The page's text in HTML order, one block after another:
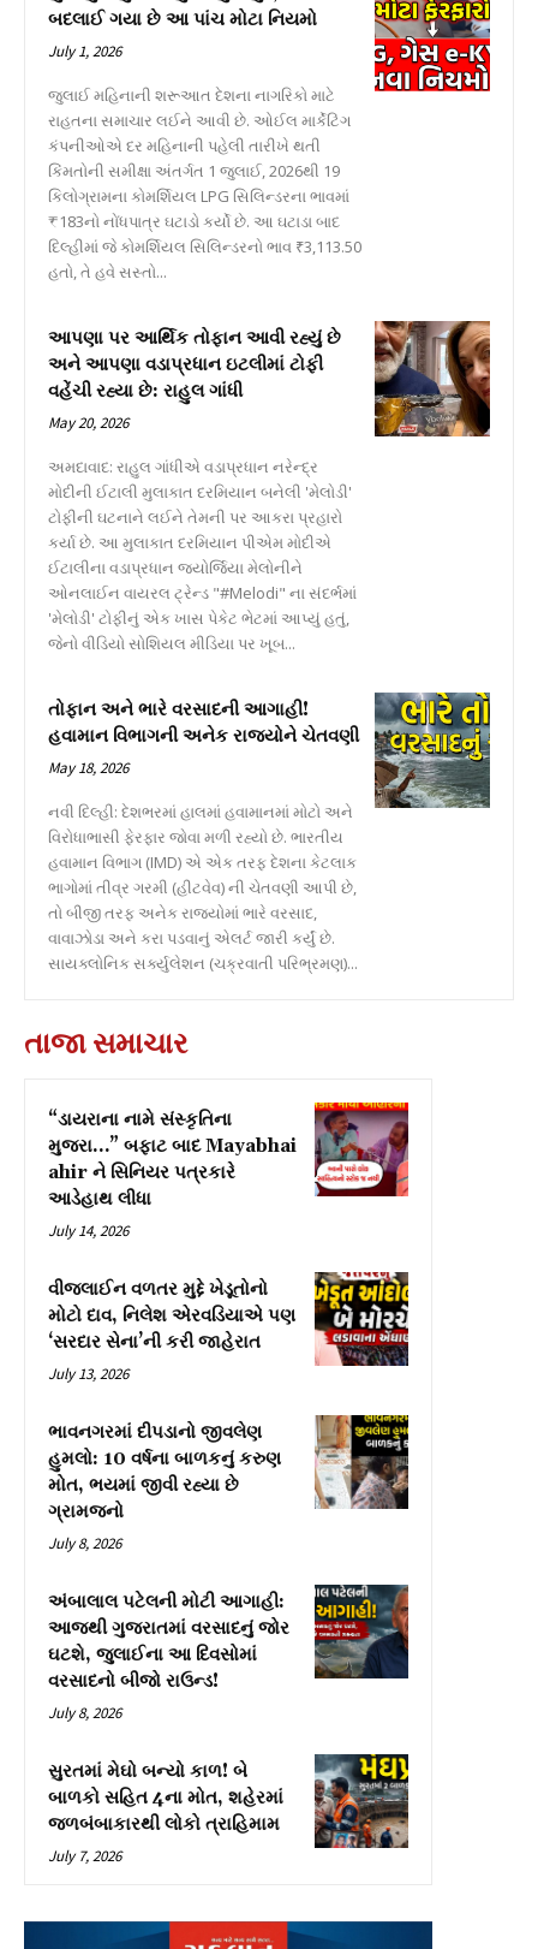
બદલાઈ ગયા છે આ પાંચ મોટા નિયમો
July 1, 2026
જુલાઈ મહિનાની શરૂઆત દેશના નાગરિકો માટે
રાહતના સમાચાર લઈને આવી છે. ઓઈલ માર્કેટિંગ
કંપનીઓએ દર મહિનાની પહેલી તારીખે થતી
કિંમતોની સમીક્ષા અંતર્ગત 1 જુલાઈ, 2026થી 19
કિલોગ્રામના કોમર્શિયલ LPG સિલિન્ડરના ભાવમાં
₹183નો નોંધપાત્ર ઘટાડો કર્યો છે. આ ઘટાડા બાદ
દિલ્હીમાં જે કોમર્શિયલ સિલિન્ડરનો ભાવ ₹3,113.50
હતો, તે હવે સસ્તો...
આપણા પર આર્થિક તોફાન આવી રહ્યું છે
અને આપણા વડાપ્રધાન ઇટલીમાં ટોફી
વહેંચી રહ્યા છે: રાહુલ ગાંધી
May 20, 2026
અમદાવાદ: રાહુલ ગાંધીએ વડાપ્રધાન નરેન્દ્ર
મોદીની ઈટાલી મુલાકાત દરમિયાન બનેલી 'મેલોડી'
ટોફીની ઘટનાને લઈને તેમની પર આકરા પ્રહારો
કર્યા છે. આ મુલાકાત દરમિયાન પીએમ મોદીએ
ઈટાલીના વડાપ્રધાન જ્યોર્જિયા મેલોનીને
ઓનલાઈન વાયરલ ટ્રેન્ડ "#Melodi" ના સંદર્ભમાં
'મેલોડી' ટોફીનું એક ખાસ પેકેટ ભેટમાં આપ્યું હતું,
જેનો વીડિયો સોશિયલ મીડિયા પર ખૂબ...
તોફાન અને ભારે વરસાદની આગાહી!
હવામાન વિભાગની અનેક રાજ્યોને ચેતવણી
May 18, 2026
નવી દિલ્હી: દેશભરમાં હાલમાં હવામાનમાં મોટો અને
વિરોધાભાસી ફેરફાર જોવા મળી રહ્યો છે. ભારતીય
હવામાન વિભાગ (IMD) એ એક તરફ દેશના કેટલાક
ભાગોમાં તીવ્ર ગરમી (હીટવેવ) ની ચેતવણી આપી છે,
તો બીજી તરફ અનેક રાજ્યોમાં ભારે વરસાદ,
વાવાઝોડા અને કરા પડવાનું એલર્ટ જારી કર્યું છે.
સાયક્લોનિક સર્ક્યુલેશન (ચક્રવાતી પરિભ્રમણ)...
તાજા સમાચાર
“ડાયરાના નામે સંસ્કૃતિના
મુજરા…” બફાટ બાદ Mayabhai
ahir ને સિનિયર પત્રકારે
આડેહાથ લીધા
July 14, 2026
વીજલાઈન વળતર મુદ્દે ખેડૂતોનો
મોટો દાવ, નિલેશ એરવડિયાએ પણ
‘સરદાર સેના’ની કરી જાહેરાત
July 13, 2026
ભાવનગરમાં દીપડાનો જીવલેણ
હુમલો: 10 વર્ષના બાળકનું કરુણ
મોત, ભયમાં જીવી રહ્યા છે
ગ્રામજનો
July 8, 2026
અંબાલાલ પટેલની મોટી આગાહી:
આજથી ગુજરાતમાં વરસાદનું જોર
ઘટશે, જુલાઈના આ દિવસોમાં
વરસાદનો બીજો રાઉન્ડ!
July 8, 2026
સુરતમાં મેઘો બન્યો કાળ! બે
બાળકો સહિત 4ના મોત, શહેરમાં
જળબંબાકારથી લોકો ત્રાહિમામ
July 7, 2026